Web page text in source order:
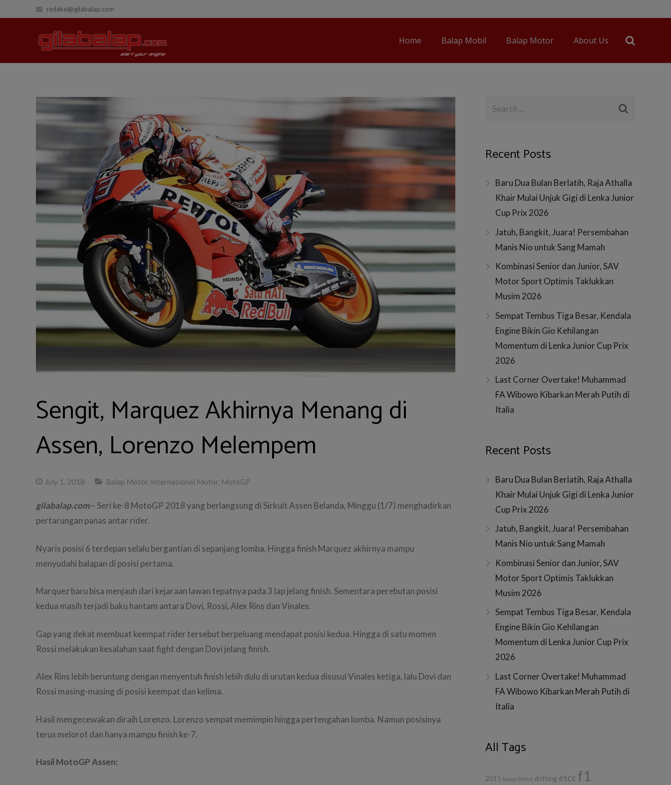
redaksi@gilabalap.com
Home Balap Mobil Balap Motor About Us
Sengit, Marquez Akhirnya Menang di
Assen, Lorenzo Melempem
July 1, 2018 Balap Motor, Internasional Motor, MotoGP
gilabalap.com– Seri ke-8 MotoGP 2018 yang berlangsung di Sirkuit Assen Belanda, Minggu (1/7) menghadirkan
pertarungan panas antar rider.
Nyaris posisi 6 terdepan selalu bergantian di sepanjang lomba. Hingga finish Marquez akhirnya mampu
menyudahi balapan di posisi pertama.
Marquez baru bisa menjauh dari kejaraan lawan tepatnya pada 3 lap jelang finish. Sementara perebutan posisi
kedua masih terjadi baku hantam antara Dovi, Rossi, Alex Rins dan Vinales.
Gap yang dekat membuat keempat rider tersebut berpeluang mendapat posisi kedua. Hingga di satu momen
Rossi melakukan kesalahan saat fight dengan Dovi jelang finish.
Alex Rins lebih beruntung dengan menyentuh finish lebih dulu di urutan kedua disusul Vinales ketiga, lalu Dovi dan
Rossi masing-masing di posisi keempat dan kelima.
Hasil mengecewakan diraih Lorenzo. Lorenzo sempat memimpin hingga pertengahan lomba. Namun posisinya
terus melorot dan hanya mampu finish ke-7.
Hasil MotoGP Assen:
Recent Posts
Baru Dua Bulan Berlatih, Raja Athalla
Khair Mulai Unjuk Gigi di Lenka Junior
Cup Prix 2026
Jatuh, Bangkit, Juara! Persembahan
Manis Nio untuk Sang Mamah
Kombinasi Senior dan Junior, SAV
Motor Sport Optimis Taklukkan
Musim 2026
Sempat Tembus Tiga Besar, Kendala
Engine Bikin Gio Kehilangan
Momentum di Lenka Junior Cup Prix
2026
Last Corner Overtake! Muhammad
FA Wibowo Kibarkan Merah Putih di
Italia
Recent Posts
Baru Dua Bulan Berlatih, Raja Athalla
Khair Mulai Unjuk Gigi di Lenka Junior
Cup Prix 2026
Jatuh, Bangkit, Juara! Persembahan
Manis Nio untuk Sang Mamah
Kombinasi Senior dan Junior, SAV
Motor Sport Optimis Taklukkan
Musim 2026
Sempat Tembus Tiga Besar, Kendala
Engine Bikin Gio Kehilangan
Momentum di Lenka Junior Cup Prix
2026
Last Corner Overtake! Muhammad
FA Wibowo Kibarkan Merah Putih di
Italia
All Tags
2015 balap debut drifting etcc f1